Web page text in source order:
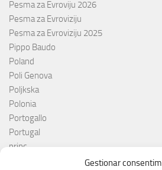
Gestionar
Pesma za Evroviju 2026
Pesma za Evroviziju
Pesma za Evroviziju 2025
Pippo Baudo
Poland
Poli Genova
Poljkska
Polonia
Portogallo
Portugal
princ